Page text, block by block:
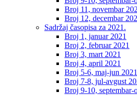
Broj 11, novembar
Broj 12, decembar
Sadržaj časopisa za 2021.
Broj 1, januar 2021
Broj 2, februar 2021
Broj 3, mart 2021
Broj 4, april 2021
Broj 5-6, maj-jun 2021
Broj 7-8, jul-avgust
Broj 9-10, septembar-